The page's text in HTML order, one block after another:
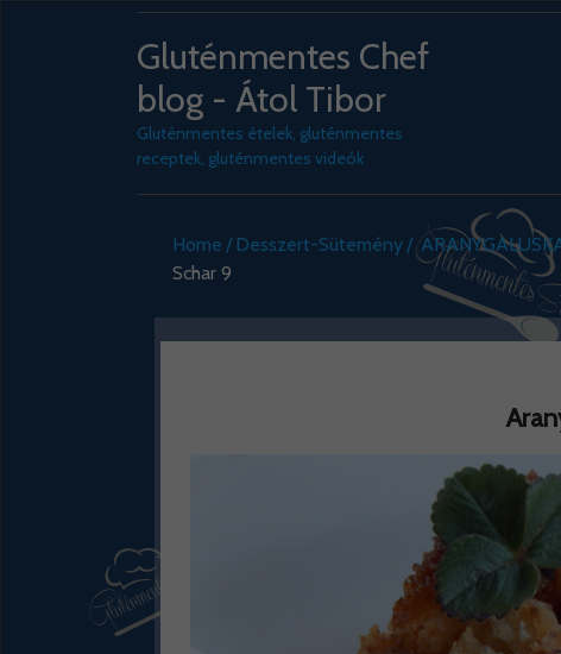
Gluténmentes Chef
blog - Átol Tibor
Gluténmentes ételek, gluténmentes
receptek, gluténmentes videók
Home Desszert-Sütemény
Schar 9